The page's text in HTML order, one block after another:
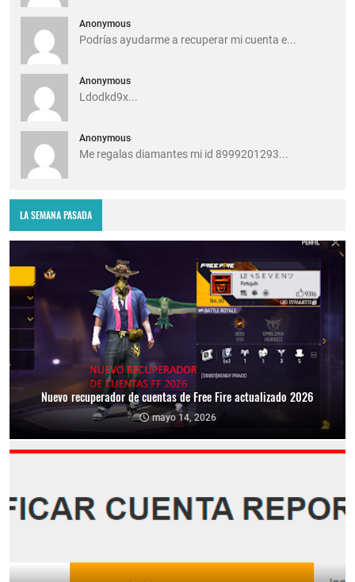
Anonymous
Podrías ayudarme a recuperar mi cuenta e...
Anonymous
Ldodkd9x...
Anonymous
Me regalas diamantes mi id 8999201293...
LA SEMANA PASADA
Nuevo recuperador de cuentas de Free Fire actualizado 2026
mayo 14, 2026